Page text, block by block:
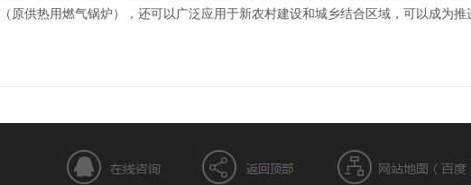
原供热用燃气锅炉），还可以广泛应用于新农村建设和城乡结合区域，可以成为